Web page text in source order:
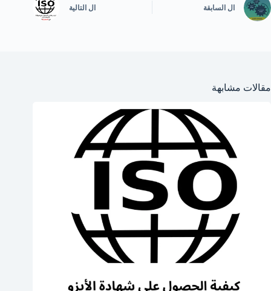
ال السابقة ال التالية
مقالات مشابهة